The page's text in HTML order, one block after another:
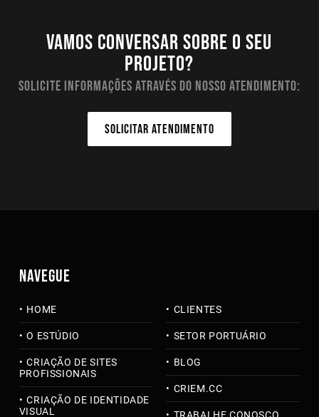
Vamos conversar sobre o seu
projeto?
Solicite informações através do nosso atendimento:
SOLICITAR ATENDIMENTO
NAVEGUE
HOME
O ESTÚDIO
CRIAÇÃO DE SITES
PROFISSIONAIS
CRIAÇÃO DE IDENTIDADE
VISUAL
CLIENTES
SETOR PORTUÁRIO
BLOG
CRIEM.CC